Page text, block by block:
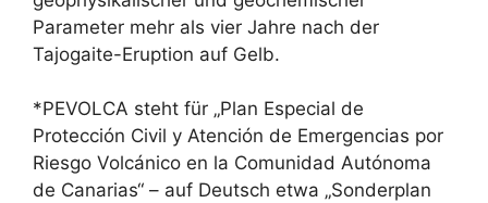
Parameter mehr als vier Jahre nach der
Tajogaite-Eruption auf Gelb.
*PEVOLCA steht für „Plan Especial de
Protección Civil y Atención de Emergencias por
Riesgo Volcánico en la Comunidad Autónoma
de Canarias“ – auf Deutsch etwa „Sonderplan